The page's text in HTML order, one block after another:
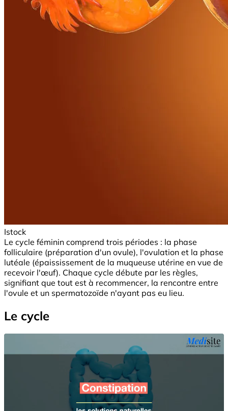
Istock
Le cycle féminin comprend trois périodes : la phase
folliculaire (préparation d'un ovule), l'ovulation et la phase
lutéale (épaississement de la muqueuse utérine en vue de
recevoir l'œuf). Chaque cycle débute par les règles,
signifiant que tout est à recommencer, la rencontre entre
l'ovule et un spermatozoïde n'ayant pas eu lieu.
Le cycle